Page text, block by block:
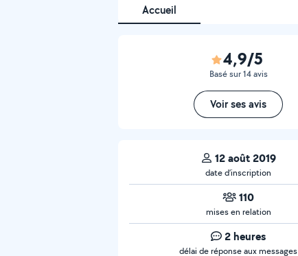
Accueil
4,9/5
Basé sur 14 avis
Voir ses avis
12 août 2019
date d’inscription
110
mises en relation
2 heures
délai de réponse aux messages